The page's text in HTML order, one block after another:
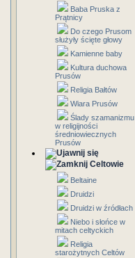
Baba Pruska z
Prątnicy
Do czego Prusom
służyły ścięte głowy
Kamienne baby
Kultura duchowa
Prusów
Religia Bałtów
Wiara Prusów
Ślady szamanizmu
w religijności
średniowiecznych
Prusów
Celtowie
Beltaine
Druidzi
Druidzi w źródłach
Niebo i słońce w
mitach celtyckich
Religia
starożytnych Celtów